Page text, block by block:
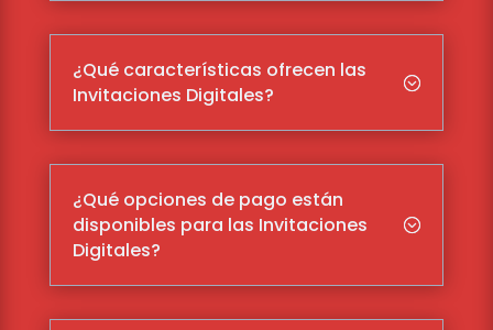
;
¿Qué características ofrecen las
Invitaciones Digitales?
;
¿Qué opciones de pago están
disponibles para las Invitaciones
Digitales?